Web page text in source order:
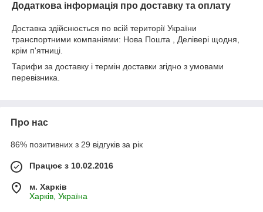
Додаткова інформація про доставку та оплату
Доставка здійснюється по всій території України
транспортними компаніями: Нова Пошта , Делівері щодня,
крім п'ятниці.
Тарифи за доставку і термін доставки згідно з умовами
перевізника.
Про нас
86% позитивних з 29 відгуків за рік
Працює з 10.02.2016
м. Харків
Харків, Україна